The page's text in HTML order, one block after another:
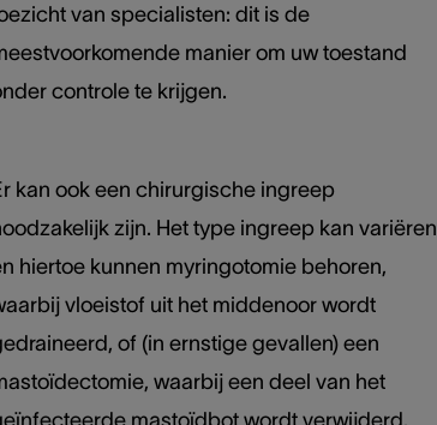
van specialisten: dit is de
manier om uw toestand
controle te krijgen.
kan ook een chirurgische ingreep
zijn. Het type ingreep kan variëren
hiertoe kunnen myringotomie behoren,
vloeistof uit het middenoor wordt
of (in ernstige gevallen) een
waarbij een deel van het
mastoïdbot wordt verwijderd.